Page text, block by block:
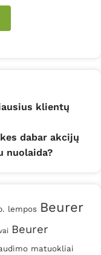
klientų
dabar akcijų
nuolaida?
lempos Beurer
Beurer
matuokliai